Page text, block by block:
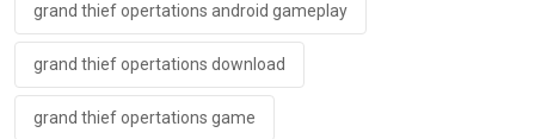
grand thief opertations android gameplay
grand thief opertations download
grand thief opertations game